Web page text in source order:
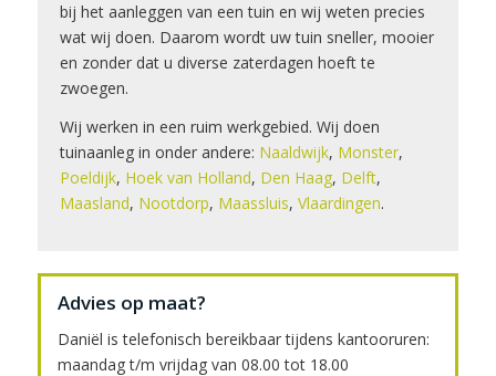
bij het aanleggen van een tuin en wij weten precies
wat wij doen. Daarom wordt uw tuin sneller, mooier
en zonder dat u diverse zaterdagen hoeft te
zwoegen.
Wij werken in een ruim werkgebied. Wij doen
tuinaanleg in onder andere: Naaldwijk, Monster,
Poeldijk, Hoek van Holland, Den Haag, Delft,
Maasland, Nootdorp, Maassluis, Vlaardingen.
Advies op maat?
Daniël is telefonisch bereikbaar tijdens kantooruren:
maandag t/m vrijdag van 08.00 tot 18.00